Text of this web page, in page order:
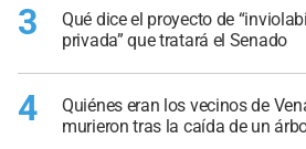
3
Qué dice el proyecto de
privada” que tratará el Senado
4
Quiénes eran los vecinos de
murieron tras la caída de un